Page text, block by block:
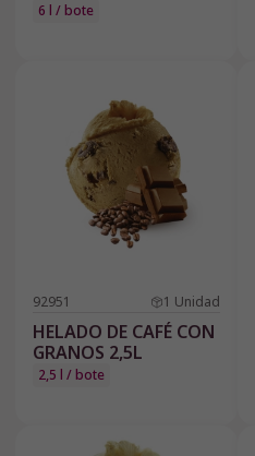
6 l / bote
92951 1 Unidad
HELADO DE CAFÉ CON
GRANOS 2,5L
2,5 l / bote